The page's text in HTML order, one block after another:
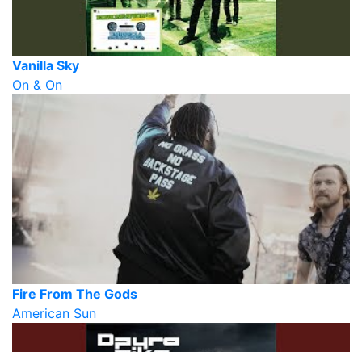
Vanilla Sky
On & On
Fire From The Gods
American Sun